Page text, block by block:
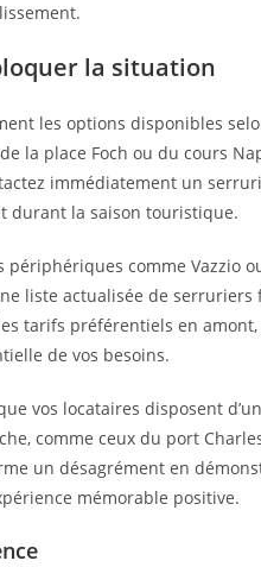
la situation
les options disponibles
la place Foch ou du cours
immédiatement un
durant la saison touristique.
comme Vazzio
liste actualisée de serruriers
tarifs préférentiels en
de vos besoins.
vos locataires disposent
comme ceux du port
un désagrément en
mémorable positive.